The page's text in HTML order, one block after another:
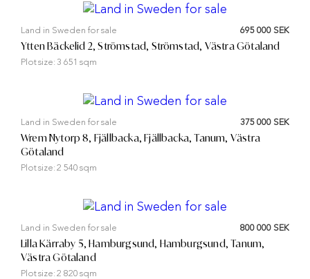
Land in Sweden for sale 695 000 SEK
Ytten Bäckelid 2, Strömstad, Strömstad, Västra Götaland
Plot size: 3 651 sqm
Land in Sweden for sale 375 000 SEK
Wrem Nytorp 8, Fjällbacka, Fjällbacka, Tanum, Västra
Götaland
Plot size:2 540 sqm
Land in Sweden for sale 800 000 SEK
Lilla Kärraby 5, Hamburgsund, Hamburgsund, Tanum,
Västra Götaland
Plot size:2 820 sqm